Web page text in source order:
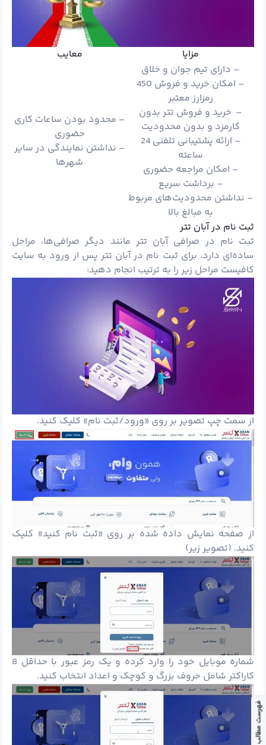
مزایا
معایب
– دارای تیم جوان و خلاق
– امکان خرید و فروش 450
رمزارز معتبر
– خرید و فروش تتر بدون
کارمزد و بدون محدودیت
– ارائه پشتیبانی تلفنی 24
ساعته
– امکان مراجعه حضوری
– برداشت سریع
– نداشتن محدودیت‌های مربوط
به مبالغ بالا
– محدود بودن ساعات کاری
حضوری
– نداشتن نمایندگی در سایر
شهرها
ثبت نام در آبان تتر
ثبت نام در صرافی آبان تتر مانند دیگر صرافی‌ها، مراحل
ساده‌ای دارد. برای ثبت نام در آبان تتر پس از ورود به سایت
کافیست مراحل زیر را به ترتیب انجام دهید:
از سمت چپ تصویر بر روی «ورود/ثبت نام» کلیک کنید.
از صفحه نمایش داده شده بر روی «ثبت نام کنید» کلیک
کنید. (تصویر زیر)
شماره موبایل خود را وارد کرده و یک رمز عبور با حداقل 8
کاراکتر شامل حروف بزرگ و کوچک و اعداد انتخاب کنید.
فهرست مطالب